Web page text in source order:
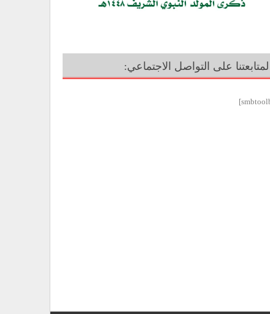
لمتابعتنا على التواصل الاجتماعي: